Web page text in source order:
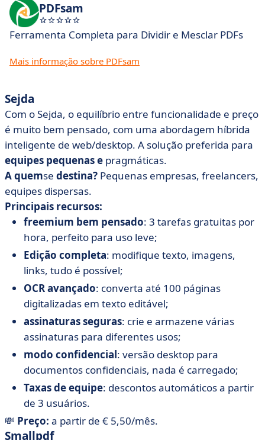
PDFsam
Ferramenta Completa para Dividir e Mesclar PDFs
Mais informação sobre PDFsam
Sejda
Com o Sejda, o equilíbrio entre funcionalidade e preço
é muito bem pensado, com uma abordagem híbrida
inteligente de web/desktop. A solução preferida para
equipes pequenas e pragmáticas.
A quemse destina? Pequenas empresas, freelancers,
equipes dispersas.
Principais recursos:
freemium bem pensado: 3 tarefas gratuitas por
hora, perfeito para uso leve;
Edição completa: modifique texto, imagens,
links, tudo é possível;
OCR avançado: converta até 100 páginas
digitalizadas em texto editável;
assinaturas seguras: crie e armazene várias
assinaturas para diferentes usos;
modo confidencial: versão desktop para
documentos confidenciais, nada é carregado;
Taxas de equipe: descontos automáticos a partir
de 3 usuários.
💸 Preço: a partir de € 5,50/mês.
Smallpdf